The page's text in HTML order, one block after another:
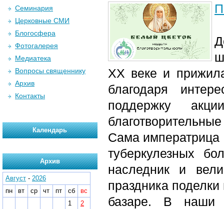
ХХ веке и
благодаря
поддержку
Сама императрица
туберкулезных
наследник и
праздника
базаре. В наши
Семинария
Церковные СМИ
Блогосфера
Фотогалерея
Медиатека
Вопросы священнику
Архив
Контакты
Календарь
Архив
Август - 2026
пн
вт ср чт пт сб
вс
1
2